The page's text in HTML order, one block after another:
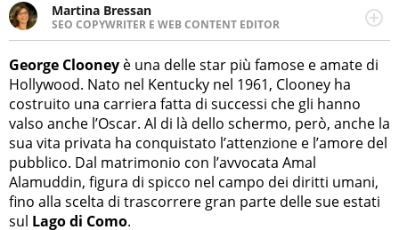
Martina Bressan
SEO COPYWRITER E WEB CONTENT EDITOR
Appassionata di viaggi, di trail running e di yoga, ama
scoprire nuovi posti e nuove culture. Curiosa,
determinata e intraprendente adora leggere ma
soprattutto scrivere.
George Clooney è una delle star più famose e amate di
Hollywood. Nato nel Kentucky nel 1961, Clooney ha
costruito una carriera fatta di successi che gli hanno
valso anche l’Oscar. Al di là dello schermo, però, anche la
sua vita privata ha conquistato l’attenzione e l’amore del
pubblico. Dal matrimonio con l’avvocata Amal
Alamuddin, figura di spicco nel campo dei diritti umani,
fino alla scelta di trascorrere gran parte delle sue estati
sul Lago di Como.